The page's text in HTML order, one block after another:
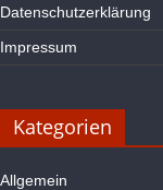
Datenschutzerklärung
Impressum
Kategorien
Allgemein